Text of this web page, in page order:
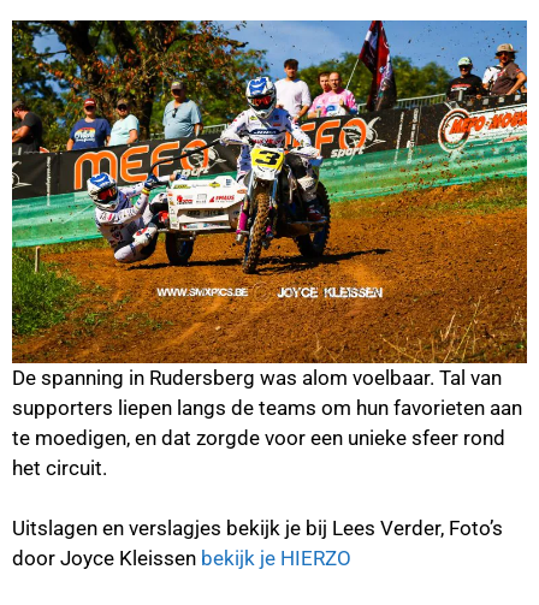
De spanning in Rudersberg was alom voelbaar. Tal van
supporters liepen langs de teams om hun favorieten aan
te moedigen, en dat zorgde voor een unieke sfeer rond
het circuit.
Uitslagen en verslagjes bekijk je bij Lees Verder, Foto’s
door Joyce Kleissen bekijk je HIERZO